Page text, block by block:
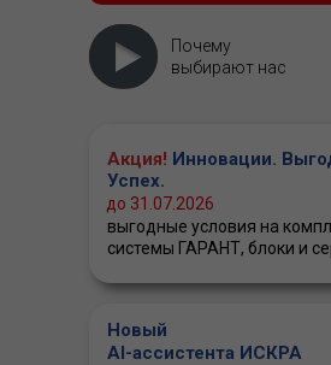
Почему
выбирают нас
Акция! Инновации.
Успех.
выгодные условия на
системы ГАРАНТ, блоки и
до 31.07.2026
Новый
AI-ассистента ИСКРА